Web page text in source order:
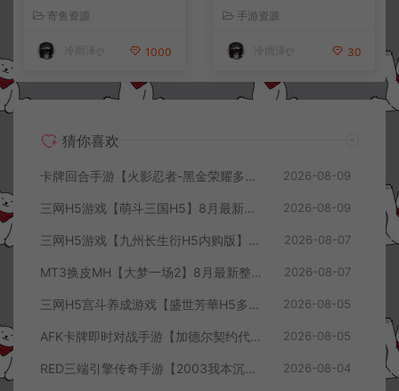
授权后台+简易安卓客户端
+详细搭建教程+视频教程
寄售资源
冷雨泽ღ 1000
果双端+详细搭建教程+视频
教程
手游资源
冷雨泽ღ 30
猜你喜欢
卡牌回合手游【火影忍者-黑金荣耀多区跨服平台币内购版】8月最新整理Linux手工服务端+CDK授权后台+安卓+详细搭建教程+视频教程 2026-08-09
三网H5游戏【萌斗三国H5】8月最新整理Win一键服务端+GM充值后台+简易安卓客户端+详细搭建教程+视频教程 2026-08-09
三网H5游戏【九州长生衍H5内购版】8月最新整理Linux手工服务端+管理后台+GM授权后台+简易安卓客户端+详细搭建教程+视频教程 2026-08-07
MT3换皮MH【大梦一场2】8月最新整理Linux手工服务端+源码+管理后台+安卓苹果双端+详细搭建教程+视频教程 2026-08-07
三网H5宫斗养成游戏【盛世芳華H5多区跨服代金券内购优化版】8月最新整理Linux手工服务端+CDK授权后台+全资源安卓+详细搭建教程+视频教程 2026-08-05
AFK卡牌即时对战手游【加德尔契约代金券内购修复版】8月最新整理Linux手工服务端+前后端全套源码+CDK授权后台+安卓苹果双端+详细搭建教程+视频教程 2026-08-05
RED三端引擎传奇手游【2003我本沉默三职业】8月最新整理Win一键服务端+PC安卓+详细搭建教程 2026-08-04